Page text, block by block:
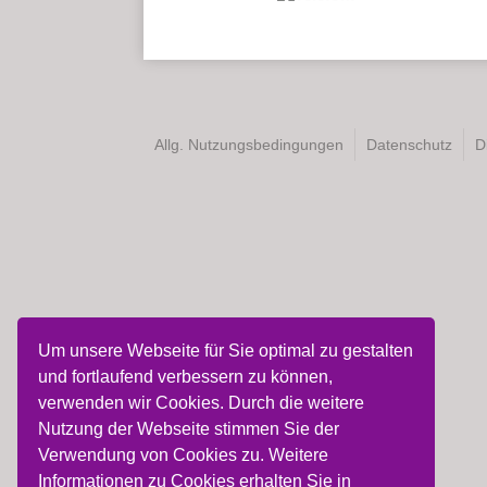
Um unsere Webseite für Sie optimal zu gestalten
und fortlaufend verbessern zu können,
verwenden wir Cookies. Durch die weitere
Nutzung der Webseite stimmen Sie der
Verwendung von Cookies zu. Weitere
Informationen zu Cookies erhalten Sie in
Allg. Nutzungsbedingungen Datenschutz